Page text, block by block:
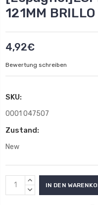
121MM BRILLO
4,92€
Bewertung schreiben
SKU:
0001 047507
Zustand:
New
Aktueller
Lagerbestand:
MENGE
VON
MENGE